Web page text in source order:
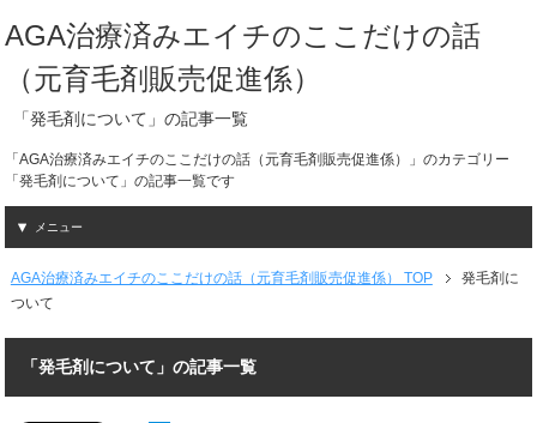
AGA治療済みエイチのここだけの話
（元育毛剤販売促進係）
「発毛剤について」の記事一覧
「AGA治療済みエイチのここだけの話（元育毛剤販売促進係）」のカテゴリー
「発毛剤について」の記事一覧です
メニュー
AGA治療済みエイチのここだけの話（元育毛剤販売促進係） TOP
発毛剤に
ついて
「発毛剤について」の記事一覧